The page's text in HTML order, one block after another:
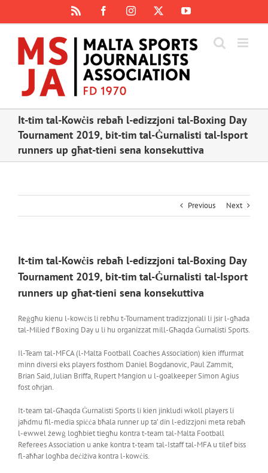
content
FacebookInstagram YouTube
It-tim tal-Kowċis rebaħ l-edizzjoni tal-Boxing Day
Tournament 2019, bit-tim tal-Ġurnalisti tal-Isport
runners up għat-tieni sena konsekuttiva
Previous Next
It-tim tal-Kowċis rebaħ l-edizzjoni tal-Boxing Day
Tournament 2019, bit-tim tal-Ġurnalisti tal-Isport
runners up għat-tieni sena konsekuttiva
Reġgħu kienu l-kowċis li rebħu t-Tournament tradizzjonali li jsir l-għada
tal-Milied f’Boxing Day u li hu organizzat mill-Għaqda Ġurnalisti Sports.
Il-Team tal-MFCA (l-Malta Football Coaches Association) kien iffurmat
minn diversi eks players fosthom Daniel Bogdanovic, Paul Zammit,
Brian Said, Julian Briffa, Rupert Mangion u l-goalkeeper Simon Agius
fost oħrjan.
It-team tal-Għaqda Ġurnalisti Sports li kien jinkludi wkoll players li
jaħdmu fil-media spiċċa bħala runner up ta’ din l-edizzjoni meta rebaħ
l-ewwel żewġ logħbiet tiegħu kontra t-team tal-Malta Football
Referees Association u anke kontra t-team tal-Istaff tal-MFA u tilef biss
fl-aħħar logħba deċiżiva kontra l-kowċis.